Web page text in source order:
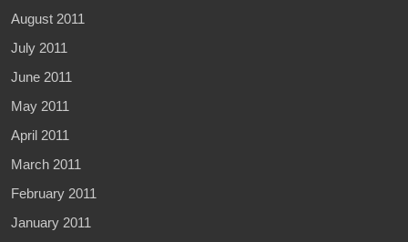
August 2011
July 2011
June 2011
May 2011
April 2011
March 2011
February 2011
January 2011